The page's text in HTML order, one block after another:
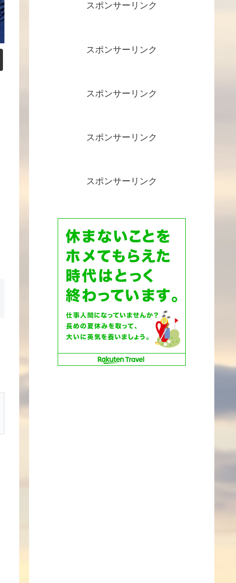
スポンサーリンク
スポンサーリンク
スポンサーリンク
スポンサーリンク
スポンサーリンク